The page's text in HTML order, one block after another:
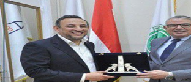
هيئة التدريس
الدراسات العليا